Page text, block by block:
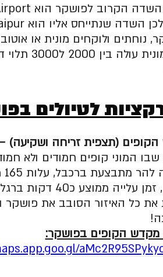
השדה הקרוב לפושקר הוא
רופי,
לטיולים
(תצפית זריחה ושקיעה) – 5 דקות נסיעה
המוני קופים חמודים ולא
את כל האיזור הסובב את פושקר
מקדש הקופים בפושקר: